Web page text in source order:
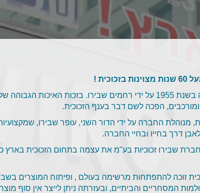
!
שבירו זכוכיות בע"מ נוסדה בשנת 1955 על ידי רחמים שבירו.
ומורכבים, הפכה לשם דבר בענף הזכוכית.
החברה על ידי הדור השני, עופר שבירו, שמקצועיותו
דרך בחייו ובחיי החברה.
שבירו זכוכיות בע"מ את עצמה בתחום הזכוכית בארץ
זוכה להתפתחות מרשימה בעולם , ופיתוח המוצרים
המסחריים והביתיים, ובעזרתה ניתן לייצר אין סוף